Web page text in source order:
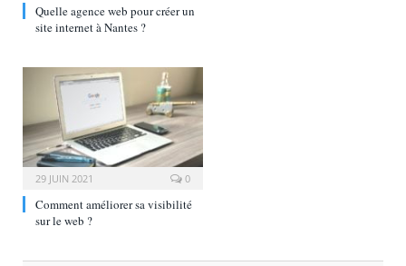
Quelle agence web pour créer un
site internet à Nantes ?
29 JUIN 2021 0
Comment améliorer sa visibilité
sur le web ?